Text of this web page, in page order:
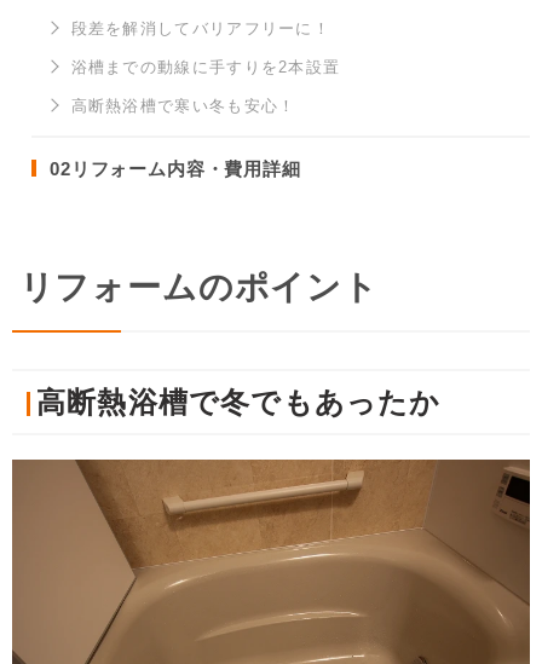
段差を解消してバリアフリーに！
浴槽までの動線に手すりを2本設置
高断熱浴槽で寒い冬も安心！
02 リフォーム内容・費用詳細
リフォームのポイント
高断熱浴槽で冬でもあったか